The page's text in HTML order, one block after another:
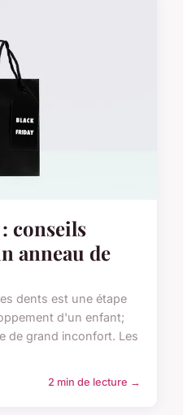
conseils
anneau de
dents est une étape
d'un enfant;
de grand inconfort. Les
2 min de lecture →